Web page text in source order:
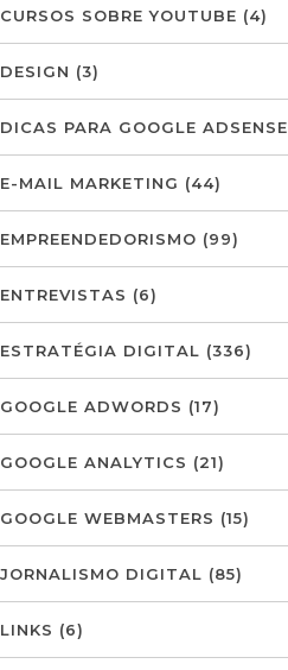
CURSOS SOBRE YOUTUBE (4)
DESIGN (3)
DICAS PARA GOOGLE ADSENSE
E-MAIL MARKETING (44)
EMPREENDEDORISMO (99)
ENTREVISTAS (6)
ESTRATÉGIA DIGITAL (336)
GOOGLE ADWORDS (17)
GOOGLE ANALYTICS (21)
GOOGLE WEBMASTERS (15)
JORNALISMO DIGITAL (85)
LINKS (6)